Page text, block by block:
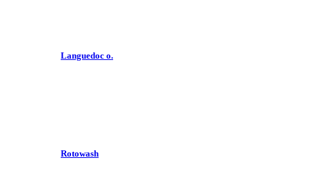
Languedoc o.
Rotowash